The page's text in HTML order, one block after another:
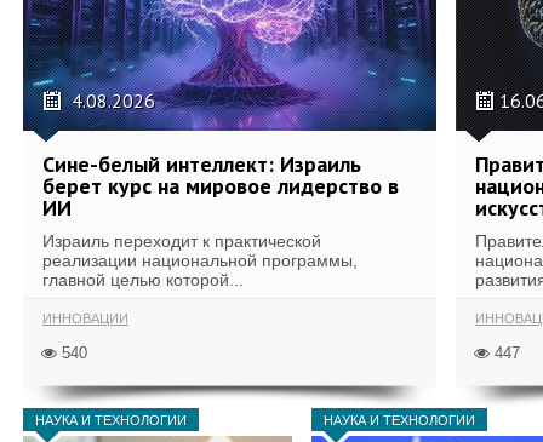
4.08.2026
Сине-белый интеллект: Израиль
берет курс на мировое лидерство в
ИИ
Израиль переходит к практической
реализации национальной программы,
главной целью которой...
ИННОВАЦИИ
540 447
НАУКА И ТЕХНОЛОГИИ НАУКА И ТЕХНОЛОГИИ